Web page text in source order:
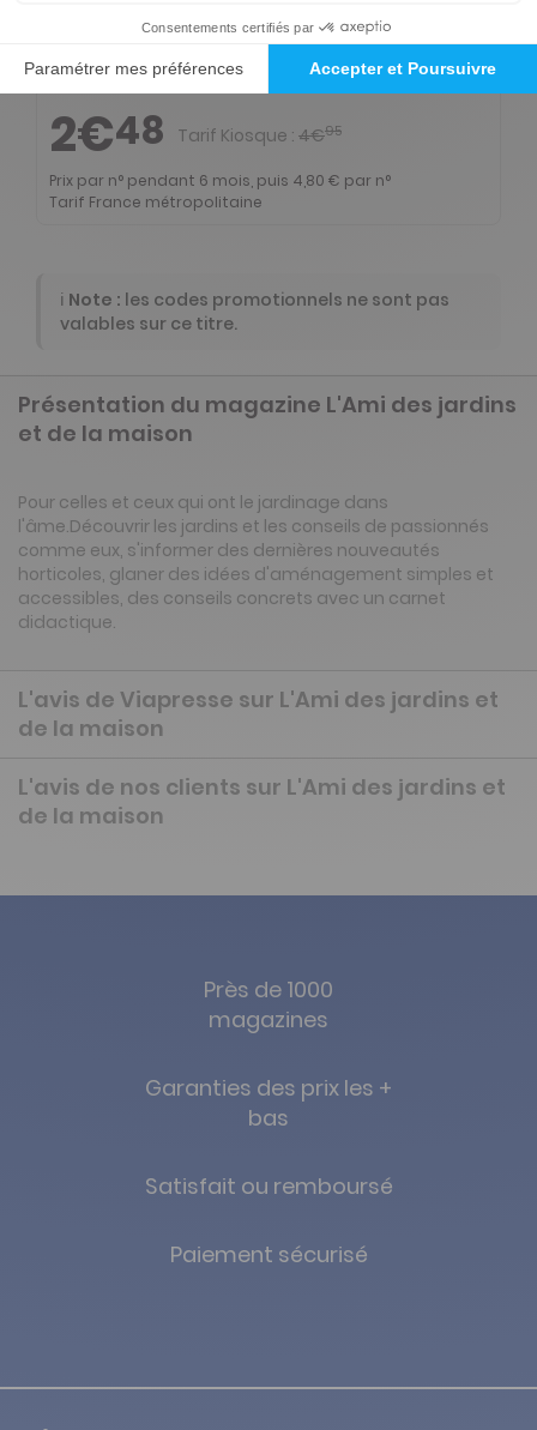
-50%
Abonnement Durée libre
2€48 Tarif Kiosque : 4€95
Prix par n° pendant 6 mois, puis 4,80 € par n°
Tarif France métropolitaine
ℹ️ Note : les codes promotionnels ne sont pas
valables sur ce titre.
Présentation du magazine L'Ami des jardins
et de la maison
Pour celles et ceux qui ont le jardinage dans
l'âme.Découvrir les jardins et les conseils de passionnés
comme eux, s'informer des dernières nouveautés
horticoles, glaner des idées d'aménagement simples et
accessibles, des conseils concrets avec un carnet
didactique.
L'avis de Viapresse sur L'Ami des jardins et
de la maison
L'avis de nos clients sur L'Ami des jardins et
de la maison
Près de 1000
magazines
Garanties des prix les +
bas
Satisfait ou remboursé
Paiement sécurisé